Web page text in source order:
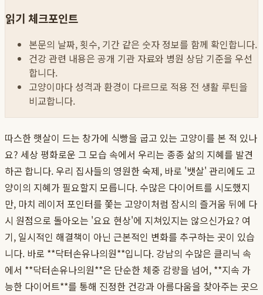
읽기 체크포인트
본문의 날짜, 횟수, 기간 같은 숫자 정보를 함께 확인합니다.
건강 관련 내용은 공개 기관 자료와 병원 상담 기준을 우선
합니다.
고양이마다 성격과 환경이 다르므로 적용 전 생활 루틴을
비교합니다.
따스한 햇살이 드는 창가에 식빵을 굽고 있는 고양이를 본 적 있나
요? 세상 평화로운 그 모습 속에서 우리는 종종 삶의 지혜를 발견
하곤 합니다. 우리 집사들의 영원한 숙제, 바로 '뱃살' 관리에도 고
양이의 지혜가 필요할지 모릅니다. 수많은 다이어트를 시도했지
만, 마치 레이저 포인터를 쫓는 고양이처럼 잠시의 즐거움 뒤에 다
시 원점으로 돌아오는 '요요 현상'에 지쳐있지는 않으신가요? 여
기, 일시적인 해결책이 아닌 근본적인 변화를 추구하는 곳이 있습
니다. 바로 **닥터손유나의원**입니다. 강남의 수많은 클리닉 속
에서 **닥터손유나의원**은 단순한 체중 감량을 넘어, **지속 가
능한 다이어트**를 통해 진정한 건강과 아름다움을 찾아주는 곳으